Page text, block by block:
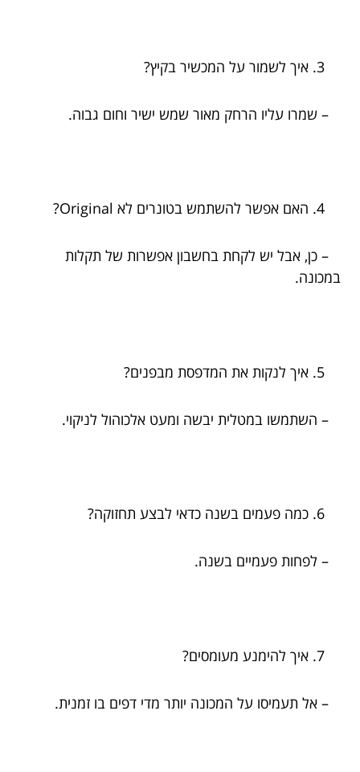
איך לשמור על המכשיר בקיץ?
– שמרו עליו הרחק מאור שמש ישיר וחום גבוה.
האם אפשר להשתמש בטונרים לא Original?
– כן, אבל יש לקחת בחשבון אפשרות של תקלות
במכונה.
איך לנקות את המדפסת מבפנים?
– השתמשו במטלית יבשה ומעט אלכוהול לניקוי.
כמה פעמים בשנה כדאי לבצע תחזוקה?
– לפחות פעמיים בשנה.
איך להימנע מעומסים?
– אל תעמיסו על המכונה יותר מדי דפים בו זמנית.